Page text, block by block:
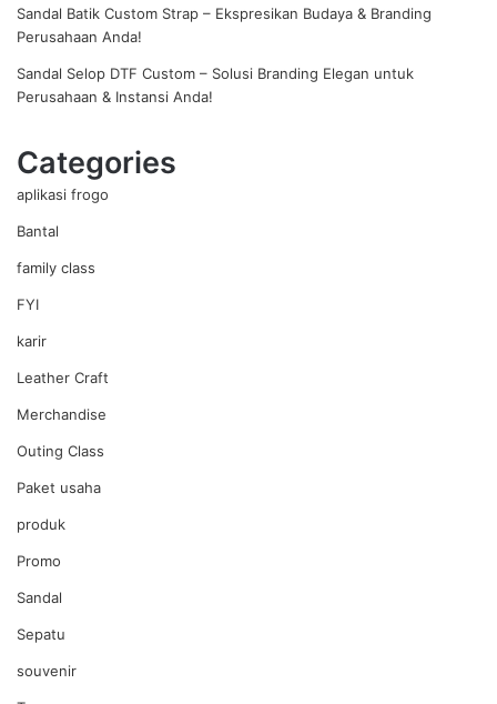
Sandal Batik Custom Strap – Ekspresikan Budaya & Branding
Perusahaan Anda!
Sandal Selop DTF Custom – Solusi Branding Elegan untuk
Perusahaan & Instansi Anda!
Categories
aplikasi frogo
Bantal
family class
FYI
karir
Leather Craft
Merchandise
Outing Class
Paket usaha
produk
Promo
Sandal
Sepatu
souvenir